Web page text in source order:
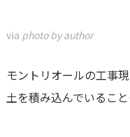
via photo by author
モントリオールの工事
土を積み込んでいること